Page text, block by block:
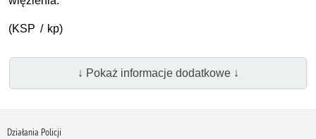
(KSP / kp)
↓ Pokaż informacje dodatkowe ↓
Działania Policji